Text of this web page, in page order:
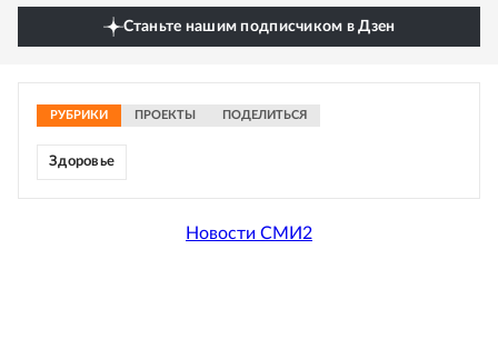
Станьте нашим подписчиком в Дзен
РУБРИКИ ПРОЕКТЫ ПОДЕЛИТЬСЯ
Здоровье
Новости СМИ2